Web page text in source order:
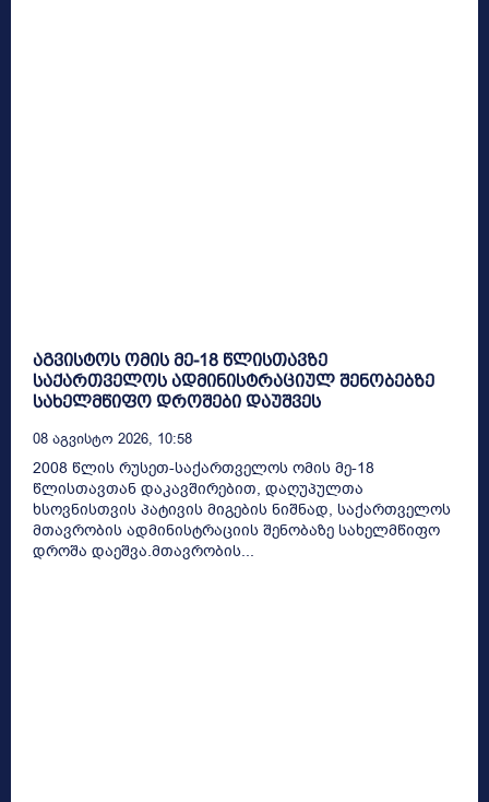
აგვისტოს ომის მე-18 წლისთავზე
საქართველოს ადმინისტრაციულ შენობებზე
სახელმწიფო დროშები დაუშვეს
08 Აგვისტო 2026, 10:58
2008 წლის რუსეთ-საქართველოს ომის მე-18
წლისთავთან დაკავშირებით, დაღუპულთა
ხსოვნისთვის პატივის მიგების ნიშნად, საქართველოს
მთავრობის ადმინისტრაციის შენობაზე სახელმწიფო
დროშა დაეშვა.მთავრობის...